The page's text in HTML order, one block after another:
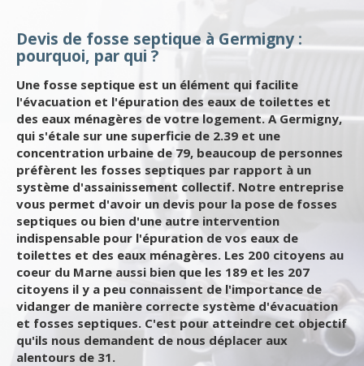
Devis de fosse septique à Germigny :
pourquoi, par qui ?
Une fosse septique est un élément qui facilite
l'évacuation et l'épuration des eaux de toilettes et
des eaux ménagères de votre logement. A Germigny,
qui s'étale sur une superficie de 2.39 et une
concentration urbaine de 79, beaucoup de personnes
préfèrent les fosses septiques par rapport à un
système d'assainissement collectif. Notre entreprise
vous permet d'avoir un devis pour la pose de fosses
septiques ou bien d'une autre intervention
indispensable pour l'épuration de vos eaux de
toilettes et des eaux ménagères. Les 200 citoyens au
coeur du Marne aussi bien que les 189 et les 207
citoyens il y a peu connaissent de l'importance de
vidanger de manière correcte système d'évacuation
et fosses septiques. C'est pour atteindre cet objectif
qu'ils nous demandent de nous déplacer aux
alentours de 31.